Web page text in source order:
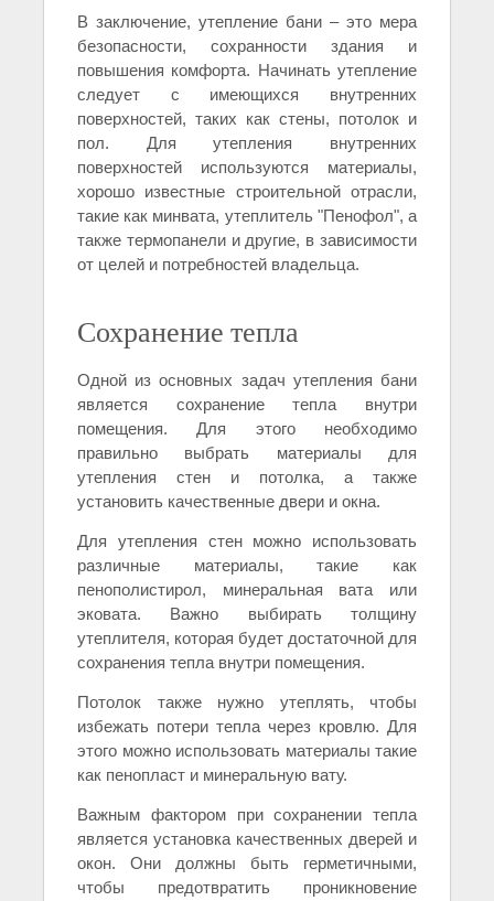
В заключение, утепление бани – это мера
безопасности, сохранности здания и
повышения комфорта. Начинать утепление
следует с имеющихся внутренних
поверхностей, таких как стены, потолок и
пол. Для утепления внутренних
поверхностей используются материалы,
хорошо известные строительной отрасли,
такие как минвата, утеплитель "Пенофол", а
также термопанели и другие, в зависимости
от целей и потребностей владельца.
Сохранение тепла
Одной из основных задач утепления бани
является сохранение тепла внутри
помещения. Для этого необходимо
правильно выбрать материалы для
утепления стен и потолка, а также
установить качественные двери и окна.
Для утепления стен можно использовать
различные материалы, такие как
пенополистирол, минеральная вата или
эковата. Важно выбирать толщину
утеплителя, которая будет достаточной для
сохранения тепла внутри помещения.
Потолок также нужно утеплять, чтобы
избежать потери тепла через кровлю. Для
этого можно использовать материалы такие
как пенопласт и минеральную вату.
Важным фактором при сохранении тепла
является установка качественных дверей и
окон. Они должны быть герметичными,
чтобы предотвратить проникновение